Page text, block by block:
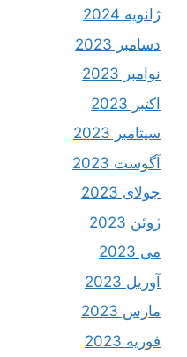
ژانویه 2024
دسامبر 2023
نوامبر 2023
اکتبر 2023
سپتامبر 2023
آگوست 2023
جولای 2023
ژوئن 2023
می 2023
آوریل 2023
مارس 2023
فوریه 2023